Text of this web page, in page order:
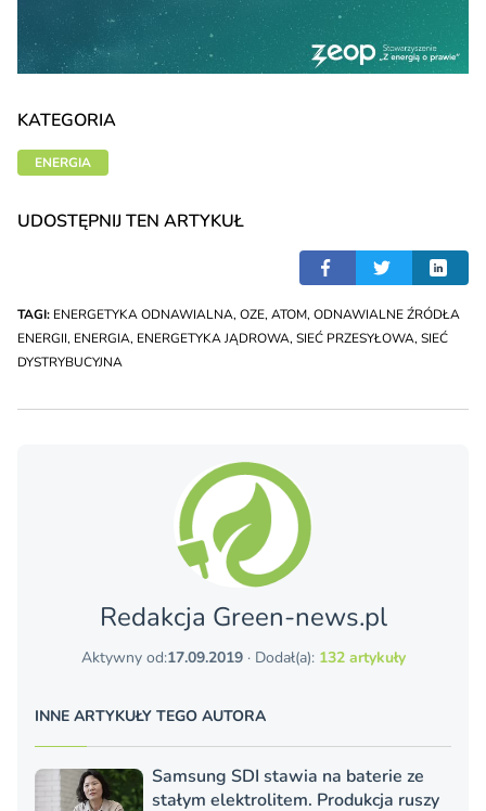
KATEGORIA
ENERGIA
UDOSTĘPNIJ TEN ARTYKUŁ
TAGI: ENERGETYKA ODNAWIALNA, OZE, ATOM, ODNAWIALNE ŹRÓDŁA
ENERGII, ENERGIA, ENERGETYKA JĄDROWA, SIEĆ PRZESYŁOWA, SIEĆ
DYSTRYBUCYJNA
Redakcja Green-news.pl
Aktywny od:17.09.2019· Dodał(a): 132 artykuły
INNE ARTYKUŁY TEGO AUTORA
Samsung SDI stawia na baterie ze
stałym elektrolitem. Produkcja ruszy